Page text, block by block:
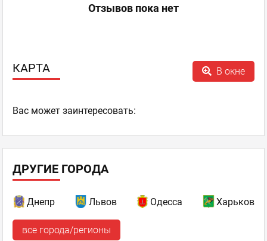
Отзывов пока нет
КАРТА В окне
Ваc может заинтересовать:
ДРУГИЕ ГОРОДА
Днепр Львов Одесса Харьков
все города/регионы